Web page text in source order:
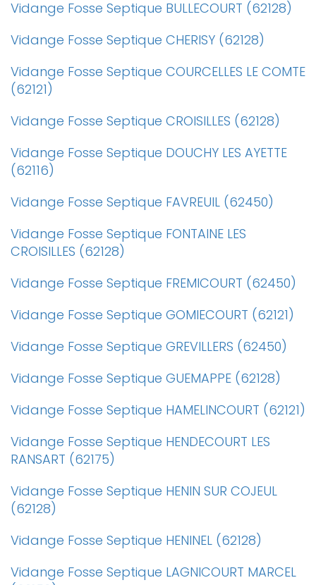
Vidange Fosse Septique BULLECOURT (62128)
Vidange Fosse Septique CHERISY (62128)
Vidange Fosse Septique COURCELLES LE COMTE
(62121)
Vidange Fosse Septique CROISILLES (62128)
Vidange Fosse Septique DOUCHY LES AYETTE
(62116)
Vidange Fosse Septique FAVREUIL (62450)
Vidange Fosse Septique FONTAINE LES
CROISILLES (62128)
Vidange Fosse Septique FREMICOURT (62450)
Vidange Fosse Septique GOMIECOURT (62121)
Vidange Fosse Septique GREVILLERS (62450)
Vidange Fosse Septique GUEMAPPE (62128)
Vidange Fosse Septique HAMELINCOURT (62121)
Vidange Fosse Septique HENDECOURT LES
RANSART (62175)
Vidange Fosse Septique HENIN SUR COJEUL
(62128)
Vidange Fosse Septique HENINEL (62128)
Vidange Fosse Septique LAGNICOURT MARCEL